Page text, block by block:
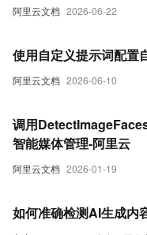
阿里云文档 2026-06-22
阿里云文档 2026-06-10
使用自定义提示词配置
阿里云文档 2026-01-19
调用
智能媒体管理-阿里云
如何准确检测AI生成内